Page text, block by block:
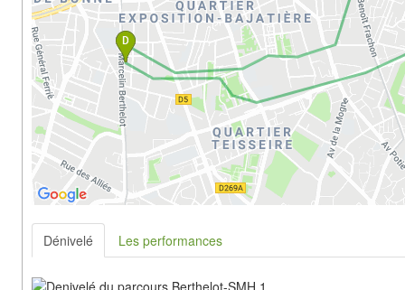
Dénivelé Les performances